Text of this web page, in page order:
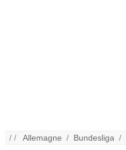
/ /Allemagne / Bundesliga /